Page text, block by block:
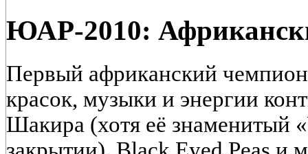
ЮАР-2010:
Первый африканский
красок, музыки и энергии
Шакира (хотя её знаменитый